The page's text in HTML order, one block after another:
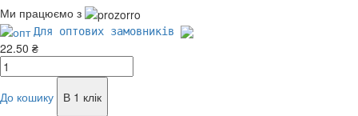
Ми працюємо з
Для оптових замовників
22.50 ₴
До кошику
В 1 клік